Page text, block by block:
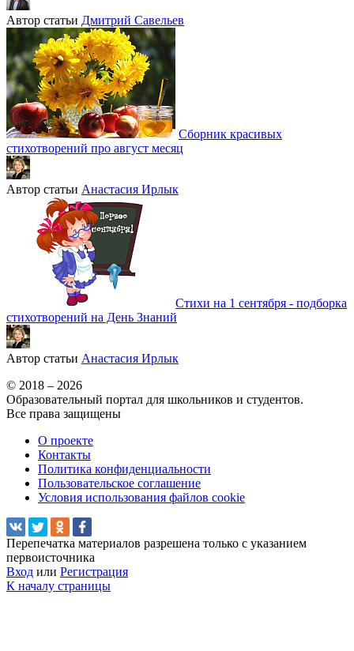
Автор статьи Дмитрий Савельев
Сборник красивых
стихотворений про август месяц
Автор статьи Анастасия Ирлык
Стихи на 1 сентября - подборка
стихотворений на День Знаний
Автор статьи Анастасия Ирлык
© 2018 – 2026
Образовательный портал для школьников и студентов.
Все права защищены
О проекте
Контакты
Политика конфиденциальности
Пользовательское соглашение
Условия использования файлов cookie
Перепечатка материалов разрешена только с указанием
первоисточника
Вход или Регистрация
К началу страницы